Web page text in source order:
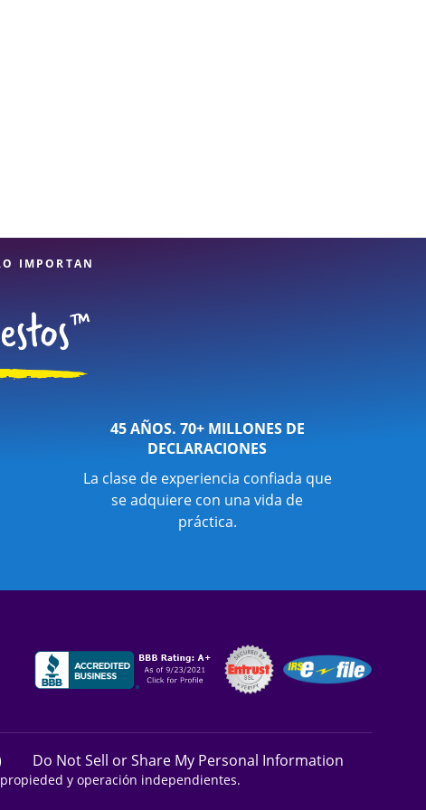
IMPORTAN
45 AÑOS. 70+ MILLONES DE
DECLARACIONES
La clase de experiencia confiada que
se adquiere con una vida de
práctica.
Do Not Sell or Share My Personal Information
y operación independientes.